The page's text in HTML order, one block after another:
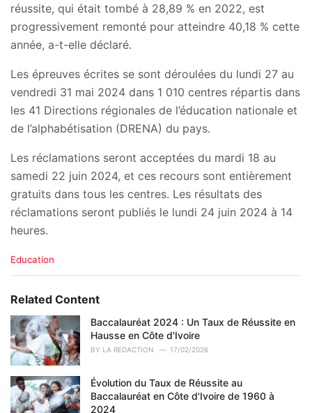
réussite, qui était tombé à 28,89 % en 2022, est
progressivement remonté pour atteindre 40,18 % cette
année, a-t-elle déclaré.
Les épreuves écrites se sont déroulées du lundi 27 au
vendredi 31 mai 2024 dans 1 010 centres répartis dans
les 41 Directions régionales de l’éducation nationale et
de l’alphabétisation (DRENA) du pays.
Les réclamations seront acceptées du mardi 18 au
samedi 22 juin 2024, et ces recours sont entièrement
gratuits dans tous les centres. Les résultats des
réclamations seront publiés le lundi 24 juin 2024 à 14
heures.
C
e
o
r
i
e
:
Education
Related Content
Baccalauréat 2024 : Un Taux de Réussite en
Hausse en Côte d'Ivoire
BY LA REDACTION 17/02/2026
Évolution du Taux de Réussite au
Baccalauréat en Côte d'Ivoire de 1960 à
2024